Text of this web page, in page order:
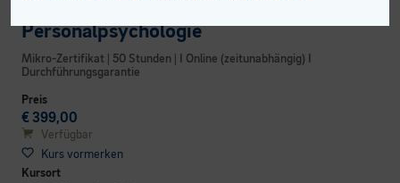
Spanisch
Weitere Sprachen
Studiengänge
Öffentliche Auftraggeber
Pflichtschulabschluss
Unsere Campusbereiche
Pflegeassistenz & Pflegefachassistenz
Personalpsychologie
Mikro-Zertifikat | 50 Stunden | I Online (zeitunabhängig) I
Durchführungsgarantie
Preis
€ 399,00
Verfügbar
Kurs vormerken
Kursort